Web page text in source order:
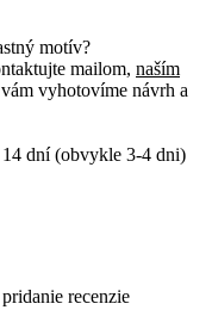
motív?
mailom, naším
vyhotovíme návrh a
dní (obvykle 3-4 dni)
recenzie